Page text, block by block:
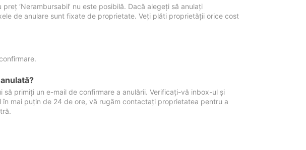
‘Nerambursabil’ nu este posibilă. Dacă alegeți să anulați
de anulare sunt fixate de proprietate. Veți plăti proprietății orice cost
primiți un e-mail de confirmare a anulării. Verificați-vă inbox-ul și
mai puțin de 24 de ore, vă rugăm contactați proprietatea pentru a